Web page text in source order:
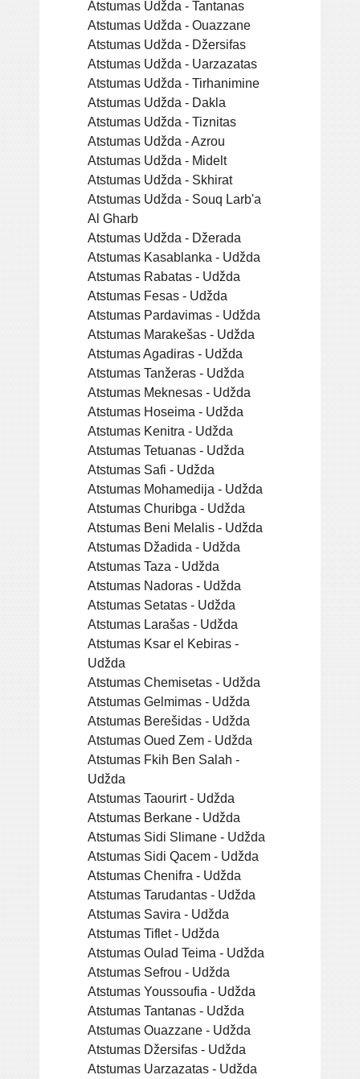
Atstumas Udžda - Tantanas
Atstumas Udžda - Ouazzane
Atstumas Udžda - Džersifas
Atstumas Udžda - Uarzazatas
Atstumas Udžda - Tirhanimine
Atstumas Udžda - Dakla
Atstumas Udžda - Tiznitas
Atstumas Udžda - Azrou
Atstumas Udžda - Midelt
Atstumas Udžda - Skhirat
Atstumas Udžda - Souq Larb'a
Al Gharb
Atstumas Udžda - Džerada
Atstumas Kasablanka - Udžda
Atstumas Rabatas - Udžda
Atstumas Fesas - Udžda
Atstumas Pardavimas - Udžda
Atstumas Marakešas - Udžda
Atstumas Agadiras - Udžda
Atstumas Tanžeras - Udžda
Atstumas Meknesas - Udžda
Atstumas Hoseima - Udžda
Atstumas Kenitra - Udžda
Atstumas Tetuanas - Udžda
Atstumas Safi - Udžda
Atstumas Mohamedija - Udžda
Atstumas Churibga - Udžda
Atstumas Beni Melalis - Udžda
Atstumas Džadida - Udžda
Atstumas Taza - Udžda
Atstumas Nadoras - Udžda
Atstumas Setatas - Udžda
Atstumas Larašas - Udžda
Atstumas Ksar el Kebiras -
Udžda
Atstumas Chemisetas - Udžda
Atstumas Gelmimas - Udžda
Atstumas Berešidas - Udžda
Atstumas Oued Zem - Udžda
Atstumas Fkih Ben Salah -
Udžda
Atstumas Taourirt - Udžda
Atstumas Berkane - Udžda
Atstumas Sidi Slimane - Udžda
Atstumas Sidi Qacem - Udžda
Atstumas Chenifra - Udžda
Atstumas Tarudantas - Udžda
Atstumas Savira - Udžda
Atstumas Tiflet - Udžda
Atstumas Oulad Teima - Udžda
Atstumas Sefrou - Udžda
Atstumas Youssoufia - Udžda
Atstumas Tantanas - Udžda
Atstumas Ouazzane - Udžda
Atstumas Džersifas - Udžda
Atstumas Uarzazatas - Udžda